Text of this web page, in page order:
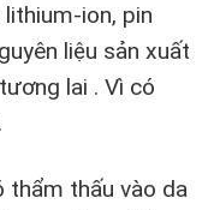
ion, pin
liệu sản xuất
lai . Vì có
thẩm thấu vào da